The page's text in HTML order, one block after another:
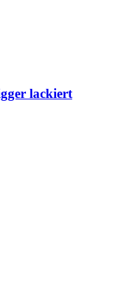
lackiert